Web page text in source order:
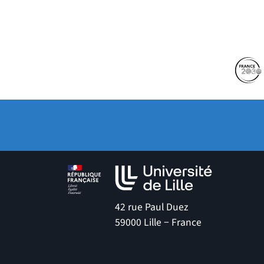
Suivez-nous sur les
42 rue Paul Duez
59000 Lille − France